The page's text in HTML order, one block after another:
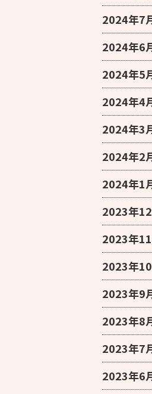
2024年7
2024年6
2024年5
2024年4
2024年3
2024年2
2024年1
2023年
2023年
2023年
2023年9
2023年8
2023年7
2023年6